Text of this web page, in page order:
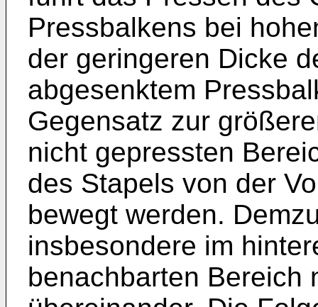
Pressbalkens bei
der geringeren Dicke
abgesenktem
Gegensatz zur
nicht gepressten
des Stapels von der
bewegt werden.
insbesondere im
benachbarten Bereich